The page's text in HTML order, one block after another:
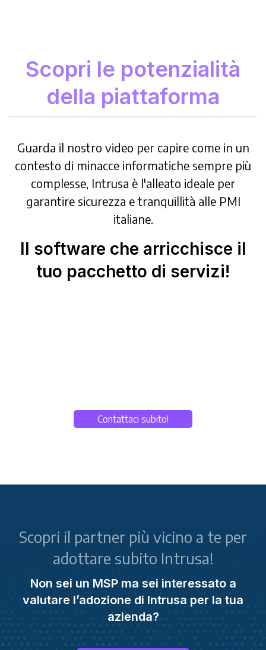
Scopri le potenzialità
della piattaforma
Guarda il nostro video per capire come in un
contesto di minacce informatiche sempre più
complesse, Intrusa è l'alleato ideale per
garantire sicurezza e tranquillità alle PMI
italiane.
Il software che arricchisce il
tuo pacchetto di servizi!
Contattaci subito!
Scopri il partner più vicino a te per
adottare subito Intrusa!
Non sei un MSP ma sei interessato a
valutare l’adozione di Intrusa per la tua
azienda?